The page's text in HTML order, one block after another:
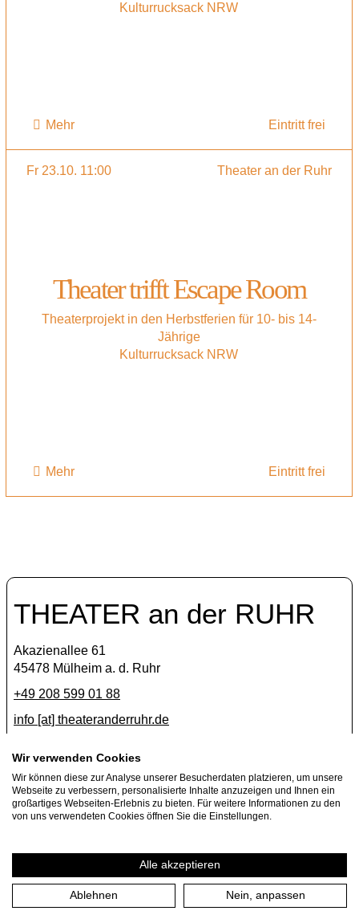
Kulturrucksack NRW
Mehr Eintritt frei
Fr 23.10. 11:00 Theater an der Ruhr
Theater trifft Escape Room
Theaterprojekt in den Herbstferien für 10- bis 14-
Jährige
Kulturrucksack NRW
Mehr Eintritt frei
THEATER an der RUHR
Akazienallee 61
45478 Mülheim a. d. Ruhr
+49 208 599 01 88
info [​at​] theateranderruhr.de
Facebook
Instagram
Newsletter
Datenschutzerklärung Cookie-Einstellungen
Wir verwenden Cookies
Wir können diese zur Analyse unserer Besucherdaten platzieren, um unsere
Webseite zu verbessern, personalisierte Inhalte anzuzeigen und Ihnen ein
großartiges Webseiten-Erlebnis zu bieten. Für weitere Informationen zu den
von uns verwendeten Cookies öffnen Sie die Einstellungen.
Alle akzeptieren
Ablehnen Nein, anpassen